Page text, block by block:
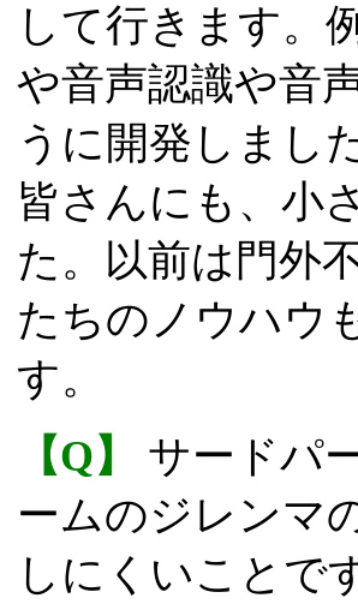
して行きます。
や音声認識や音
うに開発しまし
皆さんにも、小
た。以前は門外
たちのノウハウ
す。
【Q】
サードパ
ームのジレンマ
しにくいことで